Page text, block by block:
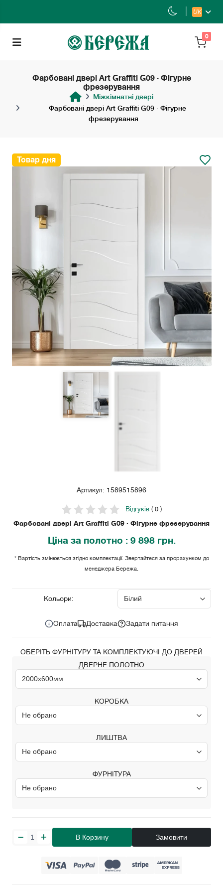
UK
0
Фарбовані двері Art Graffiti G09 · Фігурне
фрезерування
Міжкімнатні двері
Фарбовані двері Art Graffiti G09 · Фігурне
фрезерування
Товар дня
Артикул: 1589515896
Відгуків( 0 )
Фарбовані двері Art Graffiti G09 · Фігурне фрезерування
Ціна за полотно : 9 898 грн.
* Вартість змінюється згідно комплектації. Звертайтеся за прорахунком до
менеджера Бережа.
Кольори:
Оплата Доставка Задати питання
ОБЕРІТЬ ФУРНІТУРУ ТА КОМПЛЕКТУЮЧІ ДО ДВЕРЕЙ
ДВЕРНЕ ПОЛОТНО
КОРОБКА
ЛИШТВА
ФУРНІТУРА
В Корзину Замовити